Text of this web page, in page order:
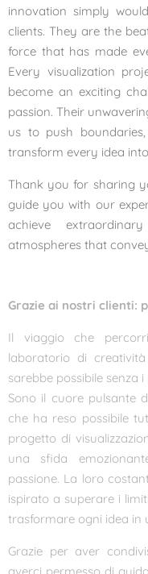
innovation simply
clients. They are the
force that has made
Every visualization
become an exciting
passion. Their
us to push
transform every idea
Thank you for sharing
guide you with our
achieve
atmospheres that
Grazie ai nostri clienti:
Il viaggio che
laboratorio di
sarebbe possibile senza
Sono il cuore pulsante
che ha reso possibile
progetto di
una sfida
passione. La loro
ispirato a superare i
trasformare ogni idea in
Grazie per aver